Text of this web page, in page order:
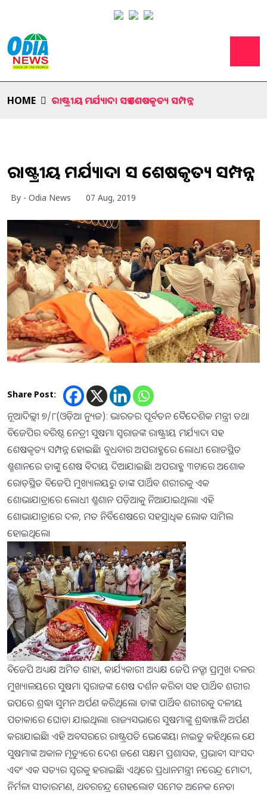
HOME ରାଷ୍ଟ୍ରୀୟ ମର୍ଯ୍ୟାଦା ସହ ଶେଷକୃତ୍ୟ ସମ୍ପନ୍ନ
ରାଷ୍ଟ୍ରୀୟ ମର୍ଯ୍ୟାଦା ସହ ଶେଷକୃତ୍ୟ ସମ୍ପନ୍ନ
By - Odia News 07 Aug, 2019
Share Post:
ନୂଆଦିଲ୍ଲୀ ୭/୮(ଓଡ଼ିଆ ନ୍ୟୁଜ): ଭାରତର ପୂର୍ବତନ ବୈଦେଶିକ ମନ୍ତ୍ରୀ ତଥା
ବିଜେପିର ବରିଷ୍ଠ ନେତ୍ରୀ ସୁଷମା ସ୍ୱରାଜଙ୍କ ରାଷ୍ଟ୍ରୀୟ ମର୍ଯ୍ୟାଦା ସହ
ଶେଷକୃତ୍ୟ ସମ୍ପନ୍ନ ହୋଇଛି। ବୁଧବାର ଅପରାହ୍ଣରେ ଲୋଧୀ ରୋଡସ୍ଥିତ
ଶ୍ମଶାନରେ ତାଙ୍କୁ ଶେଷ ବିଦାୟ ଦିଆଯାଇଛି। ଅପରାହ୍ଣ ୩ଟାରେ ଅଶୋକ
ରୋଡ଼ସ୍ଥିତ ବିଜେପି ମୁଖ୍ୟାଳୟରୁ ତାଙ୍କ ପାର୍ଥିବ ଶରୀରକୁ ଏକ
ଶୋଭାଯାତ୍ରାରେ ଲୋଧୀ ଶ୍ମଶାନ ପଡ଼ିଆକୁ ନିଆଯାଇଥିଲା। ଏହି
ଶୋଭାଯାତ୍ରାରେ ଦଳ, ମତ ନିର୍ବିଶେଷରେ ସହସ୍ରାଧିକ ଲୋକ ସାମିଲ
ହୋଇଥିଲେ।
ବିଜେପି ଅଧ୍ୟକ୍ଷ ଅମିତ ଶାହା, କାର୍ଯ୍ୟକାରୀ ଅଧ୍ୟକ୍ଷ ଜେପି ନଡ୍ଡା ପ୍ରମୁଖ ଦଳର
ମୁଖ୍ୟାଳୟରେ ସୁଷମା ସ୍ୱରାଜଙ୍କ ଶେଷ ଦର୍ଶନ କରିବା ସହ ପାର୍ଥିବ ଶରୀର
ଉପରେ ଶ୍ରଦ୍ଧା ସୁମନ ଅର୍ପଣ କରିଥିଲେ। ତାଙ୍କ ପାର୍ଥିବ ଶରୀରକୁ ଦଳୀୟ
ପତାକାରେ ଘୋଡା ଯାଇଥିଲା। ରାଜ୍ୟସଭାରେ ସୁଷମାଙ୍କୁ ଶ୍ରଦ୍ଧାଞ୍ଜଳି ଅର୍ପଣ
କରାଯାଇଛି। ଏହି ଅବସରରେ ରାଷ୍ଟ୍ରପତି ଭେଙ୍କେୟା ନାଇଡୁ କହିଥିଲେ ଯେ
ସୁଷମାଙ୍କ ଅକାଳ ମୃତ୍ୟୁରେ ଦେଶ ଜଣେ ସକ୍ଷମ ପ୍ରଶାସକ, ପ୍ରଭାବୀ ସାଂସଦ
ଏବଂ ଏକ ସତ୍ୟର ସ୍ୱରକୁ ହରାଇଛି। ଏଥିରେ ପ୍ରଧାନମନ୍ତ୍ରୀ ନରେନ୍ଦ୍ର ମୋଦୀ,
ନିର୍ମଳା ସୀତାରମଣ, ଥବରଚନ୍ଦ୍ର ଗେହଲୋଟ ସମେତ ଅନେକ ନେତା